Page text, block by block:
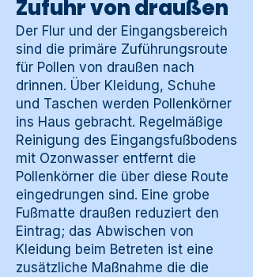
Zufuhr von draußen
Der Flur und der Eingangsbereich
sind die primäre Zuführungsroute
für Pollen von draußen nach
drinnen. Über Kleidung, Schuhe
und Taschen werden Pollenkörner
ins Haus gebracht. Regelmäßige
Reinigung des Eingangsfußbodens
mit Ozonwasser entfernt die
Pollenkörner die über diese Route
eingedrungen sind. Eine grobe
Fußmatte draußen reduziert den
Eintrag; das Abwischen von
Kleidung beim Betreten ist eine
zusätzliche Maßnahme die die